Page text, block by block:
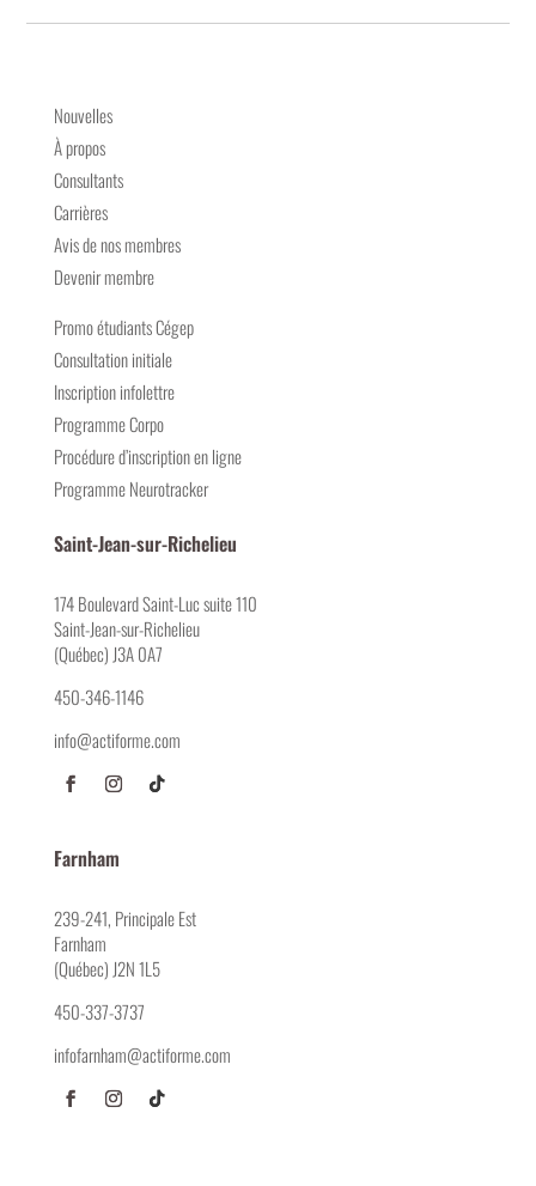
Nouvelles
À propos
Consultants
Carrières
Avis de nos membres
Devenir membre
Promo étudiants Cégep
Consultation initiale
Inscription infolettre
Programme Corpo
Procédure d’inscription en ligne
Programme Neurotracker
Saint-Jean-sur-Richelieu
174 Boulevard Saint-Luc suite 110
Saint-Jean-sur-Richelieu
(Québec) J3A 0A7
450-346-1146
info@actiforme.com
Farnham
239-241, Principale Est
Farnham
(Québec) J2N 1L5
450-337-3737
infofarnham@actiforme.com